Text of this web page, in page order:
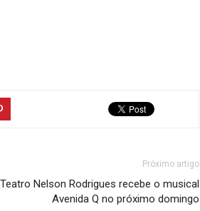
Próximo artigo
Teatro Nelson Rodrigues recebe o musical
Avenida Q no próximo domingo